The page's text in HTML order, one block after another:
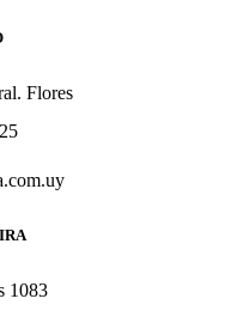
Flores
1083